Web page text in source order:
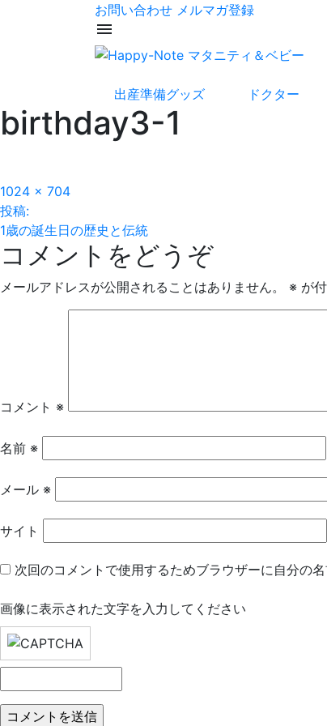
お問い合わせ メルマガ登録
menu
出産準備グッズ ドクター
birthday3-1
フ
ル
サ
イ
ズ
1024 × 704
投
稿
ナ
シ
ン
投稿:
1歳の誕生日の歴史と伝統
コメントをどうぞ
メールアドレスが公開されることはありません。 ※ が
コメント ※
名前 ※
メール ※
サイト
次回のコメントで使用するためブラウザーに自分の
画像に表示された文字を入力してください